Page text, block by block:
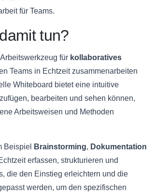
für Teams.
tun?
für kollaboratives
Teams in Echtzeit zusammenarbeiten
Whiteboard bietet eine intuitive
bearbeiten und sehen können,
Arbeitsweisen und Methoden
Beispiel Brainstorming, Dokumentation
erfassen, strukturieren und
die den Einstieg erleichtern und die
werden, um den spezifischen